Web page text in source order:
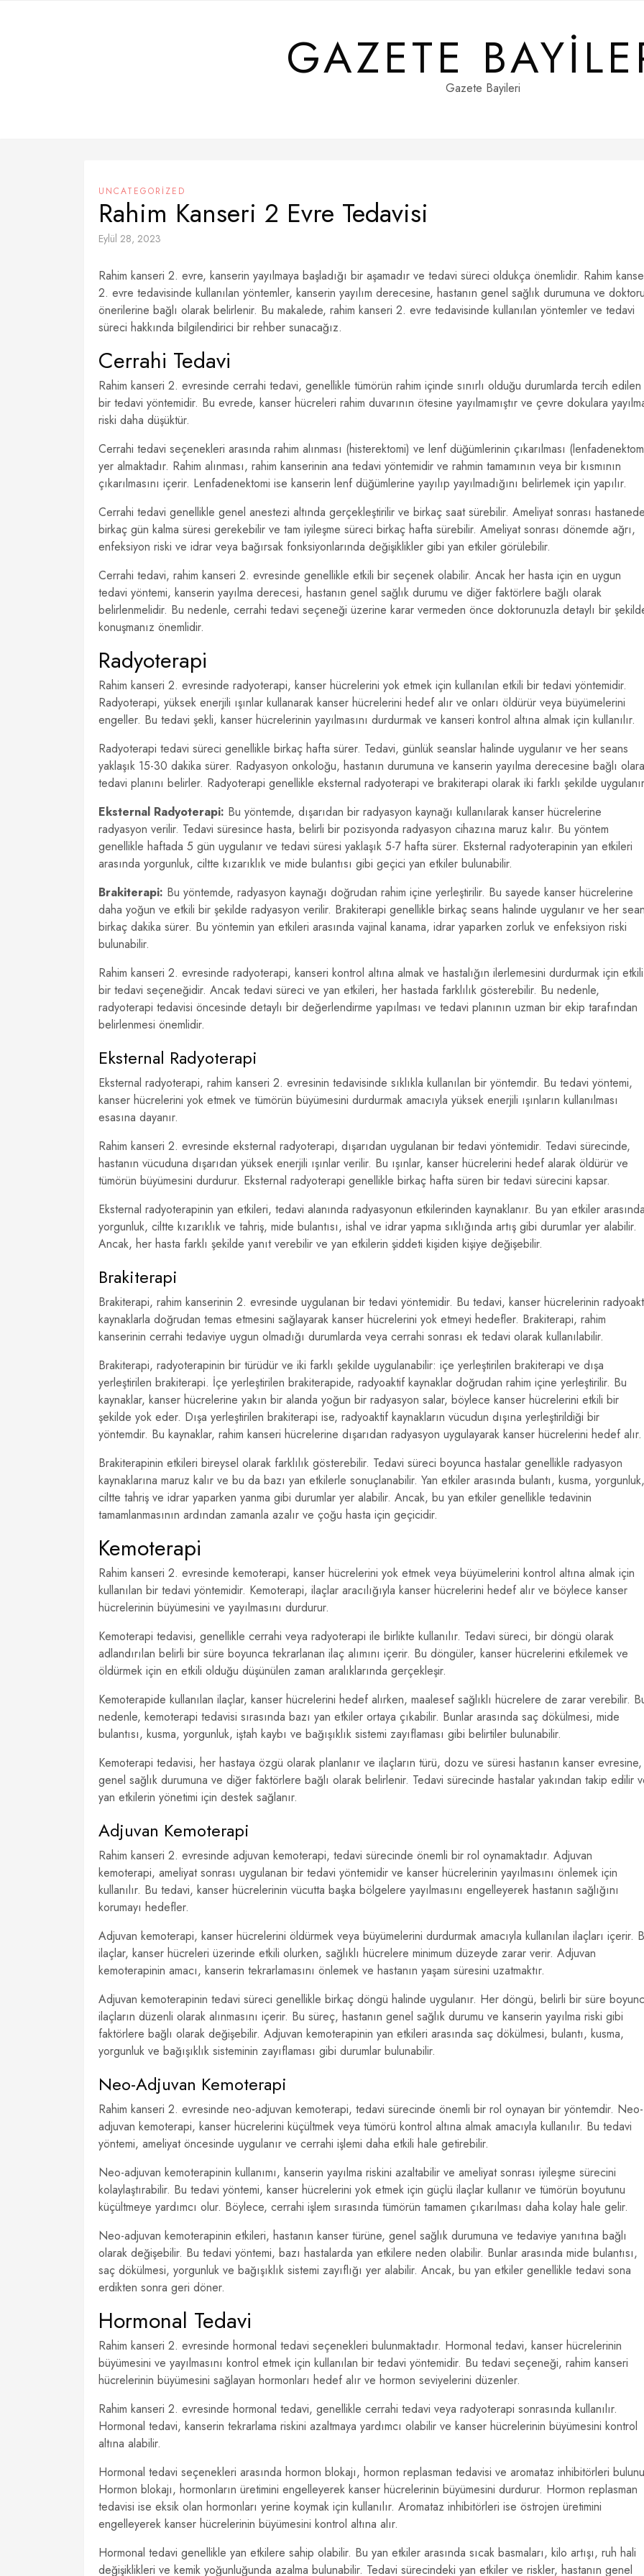
GAZETEGazete Bayileri
UNCATEGORIZED
Rahim Kanseri 2 Evre Tedavisi
Eylül 28, 2023
Rahim kanseri 2. evre, kanserin yayılmaya başladığı bir aşamadır ve tedavi süreci oldukça önemlidir. Rahim
2. evre tedavisinde kullanılan yöntemler, kanserin yayılım derecesine, hastanın genel sağlık durumuna ve
önerilerine bağlı olarak belirlenir. Bu makalede, rahim kanseri 2. evre tedavisinde kullanılan yöntemler ve tedavi
süreci hakkında bilgilendirici bir rehber sunacağız.
Cerrahi Tedavi
Rahim kanseri 2. evresinde cerrahi tedavi, genellikle tümörün rahim içinde sınırlı olduğu durumlarda tercih edilen
bir tedavi yöntemidir. Bu evrede, kanser hücreleri rahim duvarının ötesine yayılmamıştır ve çevre dokulara
riski daha düşüktür.
Cerrahi tedavi seçenekleri arasında rahim alınması (histerektomi) ve lenf düğümlerinin çıkarılması
yer almaktadır. Rahim alınması, rahim kanserinin ana tedavi yöntemidir ve rahmin tamamının veya bir kısmının
çıkarılmasını içerir. Lenfadenektomi ise kanserin lenf düğümlerine yayılıp yayılmadığını belirlemek için yapılır.
Cerrahi tedavi genellikle genel anestezi altında gerçekleştirilir ve birkaç saat sürebilir. Ameliyat sonrası
birkaç gün kalma süresi gerekebilir ve tam iyileşme süreci birkaç hafta sürebilir. Ameliyat sonrası dönemde ağrı,
enfeksiyon riski ve idrar veya bağırsak fonksiyonlarında değişiklikler gibi yan etkiler görülebilir.
Cerrahi tedavi, rahim kanseri 2. evresinde genellikle etkili bir seçenek olabilir. Ancak her hasta için en uygun
tedavi yöntemi, kanserin yayılma derecesi, hastanın genel sağlık durumu ve diğer faktörlere bağlı olarak
belirlenmelidir. Bu nedenle, cerrahi tedavi seçeneği üzerine karar vermeden önce doktorunuzla detaylı bir
konuşmanız önemlidir.
Radyoterapi
Rahim kanseri 2. evresinde radyoterapi, kanser hücrelerini yok etmek için kullanılan etkili bir tedavi yöntemidir.
Radyoterapi, yüksek enerjili ışınlar kullanarak kanser hücrelerini hedef alır ve onları öldürür veya büyümelerini
engeller. Bu tedavi şekli, kanser hücrelerinin yayılmasını durdurmak ve kanseri kontrol altına almak için kullanılır.
Radyoterapi tedavi süreci genellikle birkaç hafta sürer. Tedavi, günlük seanslar halinde uygulanır ve her seans
yaklaşık 15-30 dakika sürer. Radyasyon onkoloğu, hastanın durumuna ve kanserin yayılma derecesine bağlı
tedavi planını belirler. Radyoterapi genellikle eksternal radyoterapi ve brakiterapi olarak iki farklı şekilde
Eksternal Radyoterapi: Bu yöntemde, dışarıdan bir radyasyon kaynağı kullanılarak kanser hücrelerine
radyasyon verilir. Tedavi süresince hasta, belirli bir pozisyonda radyasyon cihazına maruz kalır. Bu yöntem
genellikle haftada 5 gün uygulanır ve tedavi süresi yaklaşık 5-7 hafta sürer. Eksternal radyoterapinin yan etkileri
arasında yorgunluk, ciltte kızarıklık ve mide bulantısı gibi geçici yan etkiler bulunabilir.
Brakiterapi: Bu yöntemde, radyasyon kaynağı doğrudan rahim içine yerleştirilir. Bu sayede kanser hücrelerine
daha yoğun ve etkili bir şekilde radyasyon verilir. Brakiterapi genellikle birkaç seans halinde uygulanır ve her
birkaç dakika sürer. Bu yöntemin yan etkileri arasında vajinal kanama, idrar yaparken zorluk ve enfeksiyon riski
bulunabilir.
Rahim kanseri 2. evresinde radyoterapi, kanseri kontrol altına almak ve hastalığın ilerlemesini durdurmak için etkili
bir tedavi seçeneğidir. Ancak tedavi süreci ve yan etkileri, her hastada farklılık gösterebilir. Bu nedenle,
radyoterapi tedavisi öncesinde detaylı bir değerlendirme yapılması ve tedavi planının uzman bir ekip tarafından
belirlenmesi önemlidir.
Eksternal Radyoterapi
Eksternal radyoterapi, rahim kanseri 2. evresinin tedavisinde sıklıkla kullanılan bir yöntemdir. Bu tedavi yöntemi,
kanser hücrelerini yok etmek ve tümörün büyümesini durdurmak amacıyla yüksek enerjili ışınların kullanılması
esasına dayanır.
Rahim kanseri 2. evresinde eksternal radyoterapi, dışarıdan uygulanan bir tedavi yöntemidir. Tedavi sürecinde,
hastanın vücuduna dışarıdan yüksek enerjili ışınlar verilir. Bu ışınlar, kanser hücrelerini hedef alarak öldürür ve
tümörün büyümesini durdurur. Eksternal radyoterapi genellikle birkaç hafta süren bir tedavi sürecini kapsar.
Eksternal radyoterapinin yan etkileri, tedavi alanında radyasyonun etkilerinden kaynaklanır. Bu yan etkiler
yorgunluk, ciltte kızarıklık ve tahriş, mide bulantısı, ishal ve idrar yapma sıklığında artış gibi durumlar yer alabilir.
Ancak, her hasta farklı şekilde yanıt verebilir ve yan etkilerin şiddeti kişiden kişiye değişebilir.
Brakiterapi
Brakiterapi, rahim kanserinin 2. evresinde uygulanan bir tedavi yöntemidir. Bu tedavi, kanser hücrelerinin
kaynaklarla doğrudan temas etmesini sağlayarak kanser hücrelerini yok etmeyi hedefler. Brakiterapi, rahim
kanserinin cerrahi tedaviye uygun olmadığı durumlarda veya cerrahi sonrası ek tedavi olarak kullanılabilir.
Brakiterapi, radyoterapinin bir türüdür ve iki farklı şekilde uygulanabilir: içe yerleştirilen brakiterapi ve dışa
yerleştirilen brakiterapi. İçe yerleştirilen brakiterapide, radyoaktif kaynaklar doğrudan rahim içine yerleştirilir. Bu
kaynaklar, kanser hücrelerine yakın bir alanda yoğun bir radyasyon salar, böylece kanser hücrelerini etkili bir
şekilde yok eder. Dışa yerleştirilen brakiterapi ise, radyoaktif kaynakların vücudun dışına yerleştirildiği bir
yöntemdir. Bu kaynaklar, rahim kanseri hücrelerine dışarıdan radyasyon uygulayarak kanser hücrelerini hedef alır.
Brakiterapinin etkileri bireysel olarak farklılık gösterebilir. Tedavi süreci boyunca hastalar genellikle radyasyon
kaynaklarına maruz kalır ve bu da bazı yan etkilerle sonuçlanabilir. Yan etkiler arasında bulantı, kusma, yorgunluk,
ciltte tahriş ve idrar yaparken yanma gibi durumlar yer alabilir. Ancak, bu yan etkiler genellikle tedavinin
tamamlanmasının ardından zamanla azalır ve çoğu hasta için geçicidir.
Kemoterapi
Rahim kanseri 2. evresinde kemoterapi, kanser hücrelerini yok etmek veya büyümelerini kontrol altına almak için
kullanılan bir tedavi yöntemidir. Kemoterapi, ilaçlar aracılığıyla kanser hücrelerini hedef alır ve böylece kanser
hücrelerinin büyümesini ve yayılmasını durdurur.
Kemoterapi tedavisi, genellikle cerrahi veya radyoterapi ile birlikte kullanılır. Tedavi süreci, bir döngü olarak
adlandırılan belirli bir süre boyunca tekrarlanan ilaç alımını içerir. Bu döngüler, kanser hücrelerini etkilemek ve
öldürmek için en etkili olduğu düşünülen zaman aralıklarında gerçekleşir.
Kemoterapide kullanılan ilaçlar, kanser hücrelerini hedef alırken, maalesef sağlıklı hücrelere de zarar verebilir.
nedenle, kemoterapi tedavisi sırasında bazı yan etkiler ortaya çıkabilir. Bunlar arasında saç dökülmesi, mide
bulantısı, kusma, yorgunluk, iştah kaybı ve bağışıklık sistemi zayıflaması gibi belirtiler bulunabilir.
Kemoterapi tedavisi, her hastaya özgü olarak planlanır ve ilaçların türü, dozu ve süresi hastanın kanser evresine,
genel sağlık durumuna ve diğer faktörlere bağlı olarak belirlenir. Tedavi sürecinde hastalar yakından takip edilir
yan etkilerin yönetimi için destek sağlanır.
Adjuvan Kemoterapi
Rahim kanseri 2. evresinde adjuvan kemoterapi, tedavi sürecinde önemli bir rol oynamaktadır. Adjuvan
kemoterapi, ameliyat sonrası uygulanan bir tedavi yöntemidir ve kanser hücrelerinin yayılmasını önlemek için
kullanılır. Bu tedavi, kanser hücrelerinin vücutta başka bölgelere yayılmasını engelleyerek hastanın sağlığını
korumayı hedefler.
Adjuvan kemoterapi, kanser hücrelerini öldürmek veya büyümelerini durdurmak amacıyla kullanılan ilaçları içerir.
ilaçlar, kanser hücreleri üzerinde etkili olurken, sağlıklı hücrelere minimum düzeyde zarar verir. Adjuvan
kemoterapinin amacı, kanserin tekrarlamasını önlemek ve hastanın yaşam süresini uzatmaktır.
Adjuvan kemoterapinin tedavi süreci genellikle birkaç döngü halinde uygulanır. Her döngü, belirli bir süre
ilaçların düzenli olarak alınmasını içerir. Bu süreç, hastanın genel sağlık durumu ve kanserin yayılma riski gibi
faktörlere bağlı olarak değişebilir. Adjuvan kemoterapinin yan etkileri arasında saç dökülmesi, bulantı, kusma,
yorgunluk ve bağışıklık sisteminin zayıflaması gibi durumlar bulunabilir.
Neo-Adjuvan Kemoterapi
Rahim kanseri 2. evresinde neo-adjuvan kemoterapi, tedavi sürecinde önemli bir rol oynayan bir yöntemdir. Neo-
adjuvan kemoterapi, kanser hücrelerini küçültmek veya tümörü kontrol altına almak amacıyla kullanılır. Bu tedavi
yöntemi, ameliyat öncesinde uygulanır ve cerrahi işlemi daha etkili hale getirebilir.
Neo-adjuvan kemoterapinin kullanımı, kanserin yayılma riskini azaltabilir ve ameliyat sonrası iyileşme sürecini
kolaylaştırabilir. Bu tedavi yöntemi, kanser hücrelerini yok etmek için güçlü ilaçlar kullanır ve tümörün boyutunu
küçültmeye yardımcı olur. Böylece, cerrahi işlem sırasında tümörün tamamen çıkarılması daha kolay hale gelir.
Neo-adjuvan kemoterapinin etkileri, hastanın kanser türüne, genel sağlık durumuna ve tedaviye yanıtına bağlı
olarak değişebilir. Bu tedavi yöntemi, bazı hastalarda yan etkilere neden olabilir. Bunlar arasında mide bulantısı,
saç dökülmesi, yorgunluk ve bağışıklık sistemi zayıflığı yer alabilir. Ancak, bu yan etkiler genellikle tedavi sona
erdikten sonra geri döner.
Hormonal Tedavi
Rahim kanseri 2. evresinde hormonal tedavi seçenekleri bulunmaktadır. Hormonal tedavi, kanser hücrelerinin
büyümesini ve yayılmasını kontrol etmek için kullanılan bir tedavi yöntemidir. Bu tedavi seçeneği, rahim kanseri
hücrelerinin büyümesini sağlayan hormonları hedef alır ve hormon seviyelerini düzenler.
Rahim kanseri 2. evresinde hormonal tedavi, genellikle cerrahi tedavi veya radyoterapi sonrasında kullanılır.
Hormonal tedavi, kanserin tekrarlama riskini azaltmaya yardımcı olabilir ve kanser hücrelerinin büyümesini kontrol
altına alabilir.
Hormonal tedavi seçenekleri arasında hormon blokajı, hormon replasman tedavisi ve aromataz inhibitörleri
Hormon blokajı, hormonların üretimini engelleyerek kanser hücrelerinin büyümesini durdurur. Hormon replasman
tedavisi ise eksik olan hormonları yerine koymak için kullanılır. Aromataz inhibitörleri ise östrojen üretimini
engelleyerek kanser hücrelerinin büyümesini kontrol altına alır.
Hormonal tedavi genellikle yan etkilere sahip olabilir. Bu yan etkiler arasında sıcak basmaları, kilo artışı, ruh hali
değişiklikleri ve kemik yoğunluğunda azalma bulunabilir. Tedavi sürecindeki yan etkiler ve riskler, hastanın genel